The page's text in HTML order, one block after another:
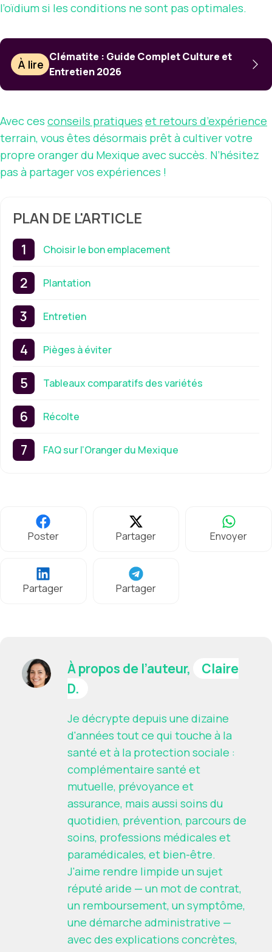
l’oïdium si les conditions ne sont pas optimales.
À lire
Clématite : Guide Complet Culture et
Entretien 2026
Avec ces conseils pratiques et retours d’expérience
terrain, vous êtes désormais prêt à cultiver votre
propre oranger du Mexique avec succès. N’hésitez
pas à partager vos expériences !
PLAN DE L'ARTICLE
Choisir le bon emplacement
Plantation
Entretien
Pièges à éviter
Tableaux comparatifs des variétés
Récolte
FAQ sur l’Oranger du Mexique
Poster Partager Envoyer
Partager Partager
À propos de l’auteur,
Claire
D.
Je décrypte depuis une dizaine
d'années tout ce qui touche à la
santé et à la protection sociale :
complémentaire santé et
mutuelle, prévoyance et
assurance, mais aussi soins du
quotidien, prévention, parcours de
soins, professions médicales et
paramédicales, et bien-être.
J'aime rendre limpide un sujet
réputé aride — un mot de contrat,
un remboursement, un symptôme,
une démarche administrative —
avec des explications concrètes,